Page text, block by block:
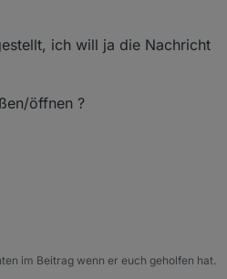
ich will ja die Nachricht
öffnen ?
im Beitrag wenn er euch geholfen hat.